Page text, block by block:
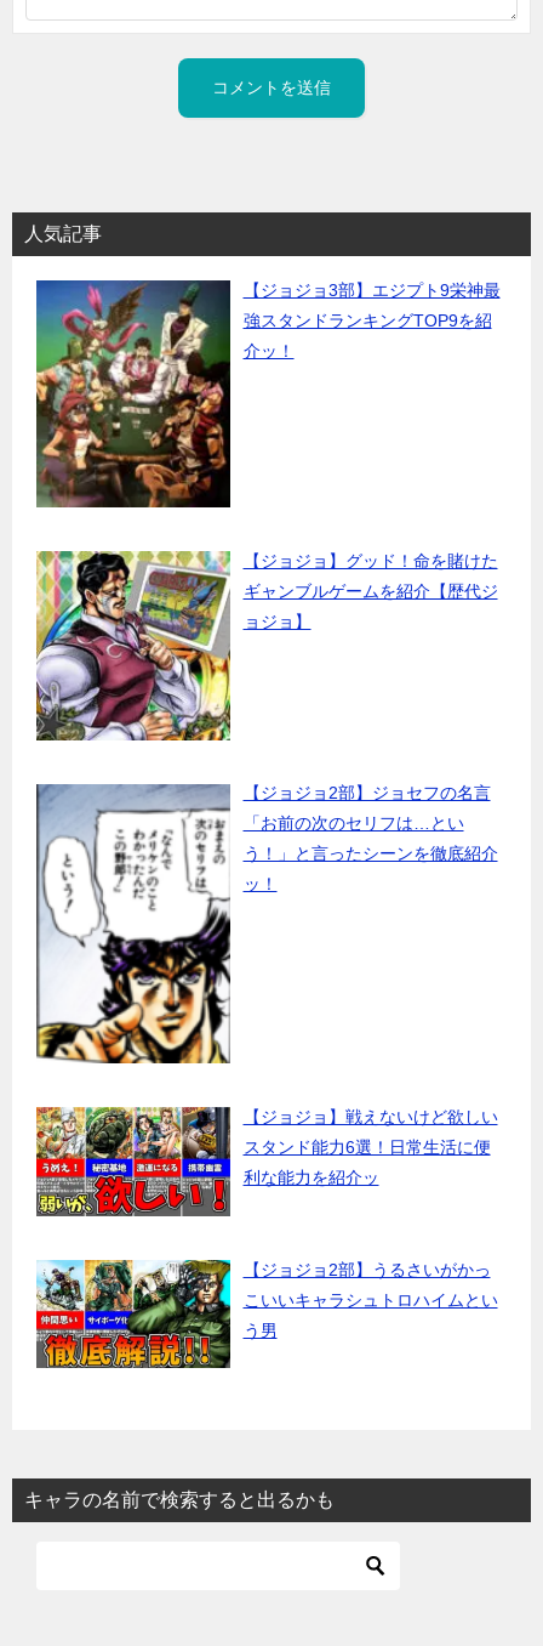
人気記事
【ジョジョ3部】エジプト9栄神最
強スタンドランキングTOP9を紹
介ッ！
【ジョジョ】グッド！命を賭けた
ギャンブルゲームを紹介【歴代ジ
ョジョ】
【ジョジョ2部】ジョセフの名言
「お前の次のセリフは…とい
う！」と言ったシーンを徹底紹介
ッ！
【ジョジョ】戦えないけど欲しい
スタンド能力6選！日常生活に便
利な能力を紹介ッ
【ジョジョ2部】うるさいがかっ
こいいキャラシュトロハイムとい
う男
キャラの名前で検索すると出るかも